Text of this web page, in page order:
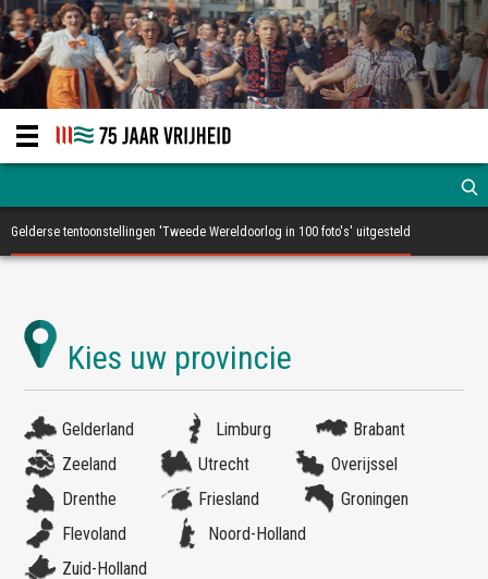
Gelderse tentoonstellingen 'Tweede Wereldoorlog in 100 foto's' uitgesteld
Gelderland Limburg
Brabant
Zeeland
Utrecht
Overijssel
Drenthe
Friesland
Groningen
Flevoland
Noord-Holland
Zuid-Holland